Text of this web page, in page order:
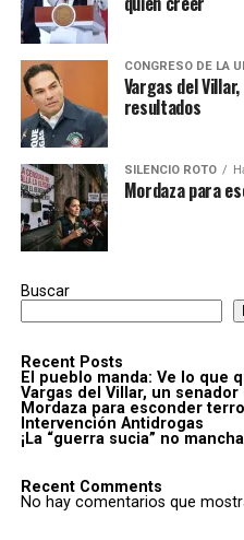
CONGRESO DE LA
Vargas del
resultados
SILENCIO ROTO
Mordaza para
Buscar
Recent Posts
El pueblo manda: Ve lo que
Vargas del Villar, un
Mordaza para esconder
Intervención Antidrogas
¡La “guerra sucia” no
Recent Comments
No hay comentarios que